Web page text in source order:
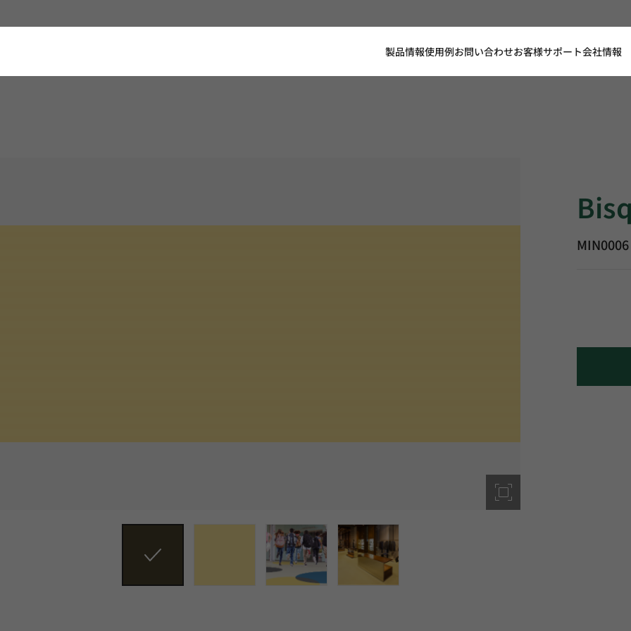
製品情報使用例お問い合わせお客様サポート会社情報
MIN0006